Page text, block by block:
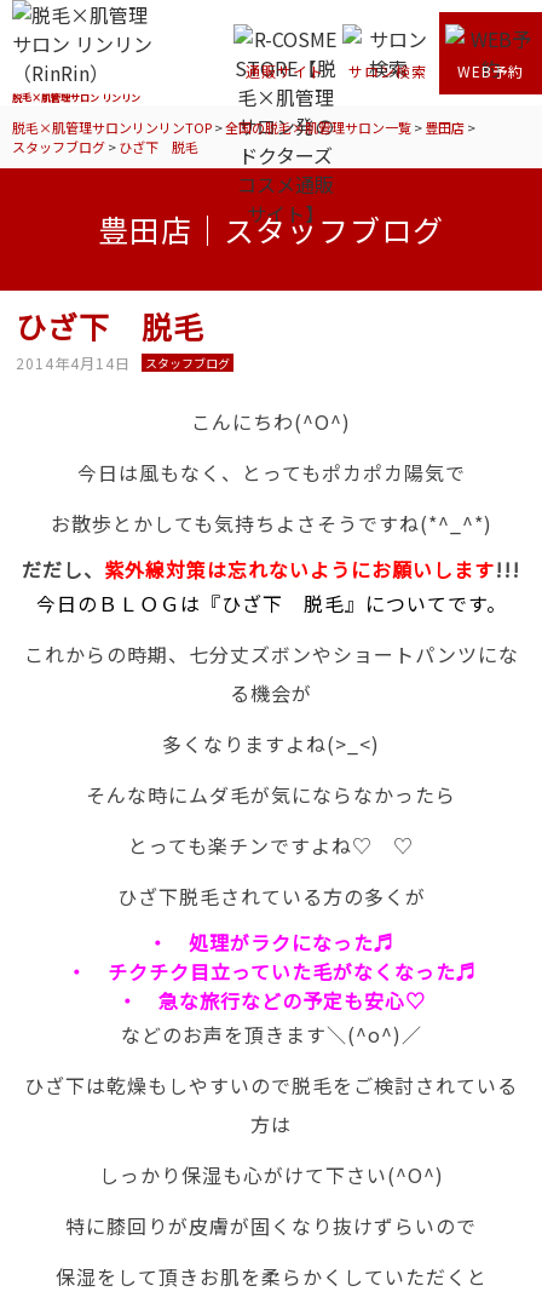
脱毛×肌管理サロン リンリン
通販サイト サロン検索 WEB予約
脱毛×肌管理サロンリンリンTOP>全国の脱毛×肌管理サロン一覧>豊田店>
スタッフブログ>ひざ下 脱毛
豊田店｜スタッフブログ
ひざ下 脱毛
2014年4月14日 スタッフブログ
こんにちわ(^O^)
今日は風もなく、とってもポカポカ陽気で
お散歩とかしても気持ちよさそうですね(*^_^*)
だだし、 紫外線対策は忘れないようにお願いします!!!
今日のＢＬＯＧは『ひざ下 脱毛』についてです。
これからの時期、七分丈ズボンやショートパンツにな
る機会が
多くなりますよね(>_<)
そんな時にムダ毛が気にならなかったら
とっても楽チンですよね♡ ♡
ひざ下脱毛されている方の多くが
・ 処理がラクになった♬
・ チクチク目立っていた毛がなくなった♬
・ 急な旅行などの予定も安心♡
などのお声を頂きます＼(^o^)／
ひざ下は乾燥もしやすいので脱毛をご検討されている
方は
しっかり保湿も心がけて下さい(^O^)
特に膝回りが皮膚が固くなり抜けずらいので
保湿をして頂きお肌を柔らかくしていただくと